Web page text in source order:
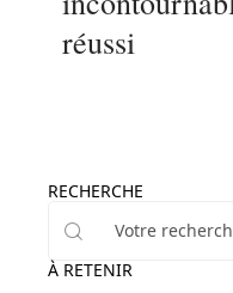
réussi
RECHERCHE
À RETENIR